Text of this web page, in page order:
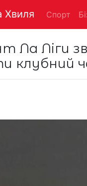
Хвиля Спорт
Ла Ліги
клубний